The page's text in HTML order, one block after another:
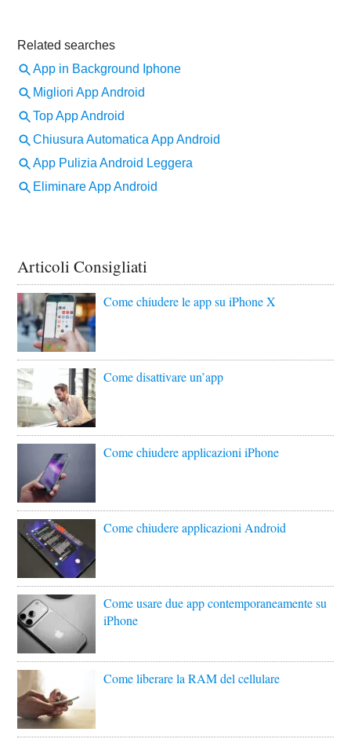
Articoli Consigliati
Come chiudere le app su iPhone X
Come disattivare un’app
Come chiudere applicazioni iPhone
Come chiudere applicazioni Android
Come usare due app contemporaneamente su
iPhone
Come liberare la RAM del cellulare